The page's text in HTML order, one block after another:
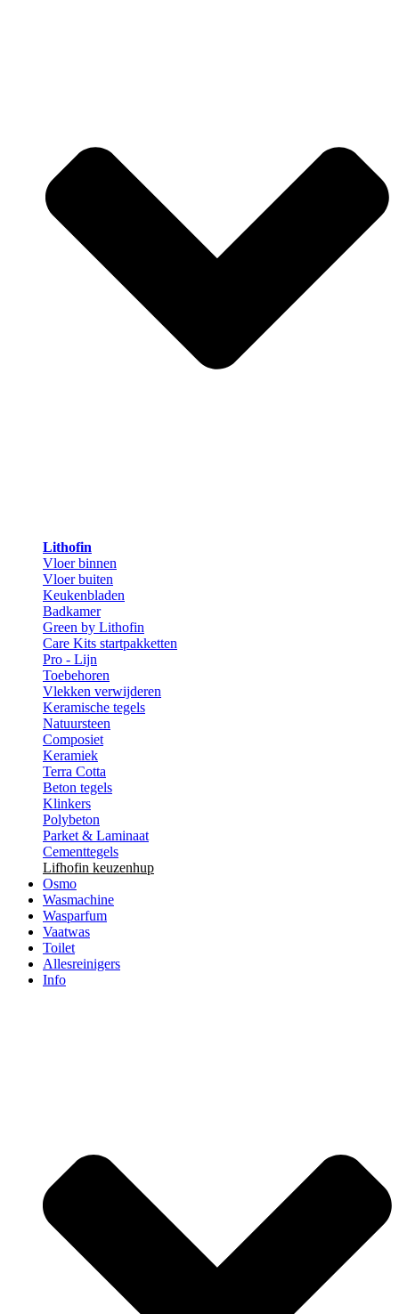
Lithofin
Vloer binnen
Vloer buiten
Keukenbladen
Badkamer
Green by Lithofin
Care Kits startpakketten
Pro - Lijn
Toebehoren
Vlekken verwijderen
Keramische tegels
Natuursteen
Composiet
Keramiek
Terra Cotta
Beton tegels
Klinkers
Polybeton
Parket & Laminaat
Cementtegels
Lifhofin keuzenhup
Osmo
Wasmachine
Wasparfum
Vaatwas
Toilet
Allesreinigers
Info